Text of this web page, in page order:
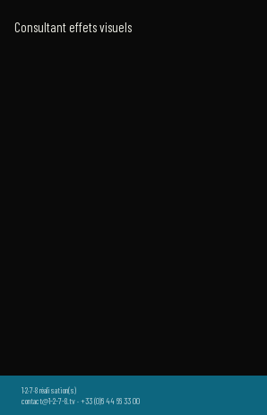
Consultant effets visuels
1·2·7·8 réalisation(s)
contact@1-2-7-8.tv · +33 (0)6 44 66 33 00